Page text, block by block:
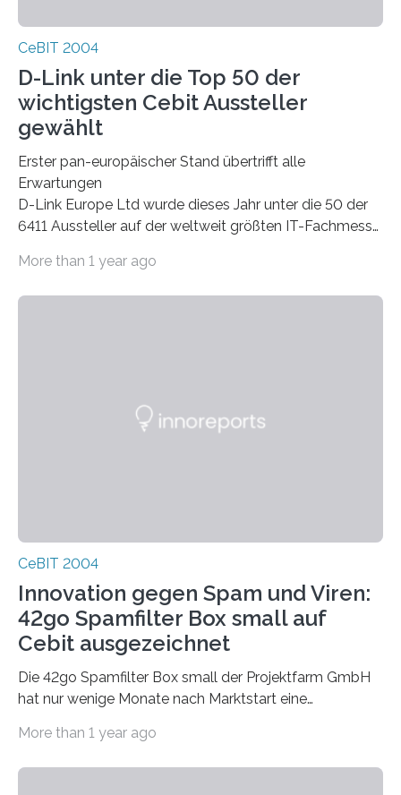
CeBIT 2004
D-Link unter die Top 50 der
wichtigsten Cebit Aussteller
gewählt
Erster pan-europäischer Stand übertrifft alle
Erwartungen
D-Link Europe Ltd wurde dieses Jahr unter die 50 der
6411 Aussteller auf der weltweit größten IT-Fachmesse
Das Konzept, dem internationalen Trend der CeBIT zu
More than 1 year ago
CeBIT 2004
Innovation gegen Spam und Viren:
42go Spamfilter Box small auf
Cebit ausgezeichnet
Die 42go Spamfilter Box small der Projektfarm GmbH
hat nur wenige Monate nach Marktstart eine
renomierte Fachzeitschrift PC Professionell hat die
More than 1 year ago